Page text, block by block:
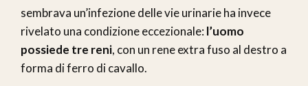
sembrava un’infezione delle vie urinarie ha invece
rivelato una condizione eccezionale: l’uomo
possiede tre reni, con un rene extra fuso al destro a
forma di ferro di cavallo.